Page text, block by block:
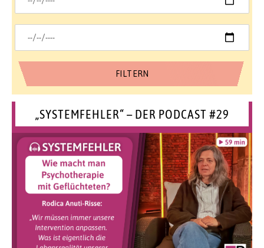
„SYSTEMFEHLER“ – DER PODCAST #29